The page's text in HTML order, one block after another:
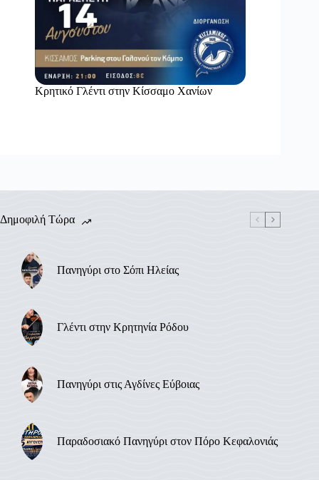
Κρητικό Γλέντι στην Κίσσαμο Χανίων
Δημοφιλή Τώρα
Πανηγύρι στο Σόπι Ηλείας
Γλέντι στην Κρητηνία Ρόδου
Πανηγύρι στις Αγδίνες Εύβοιας
Παραδοσιακό Πανηγύρι στον Πόρο Κεφαλονιάς